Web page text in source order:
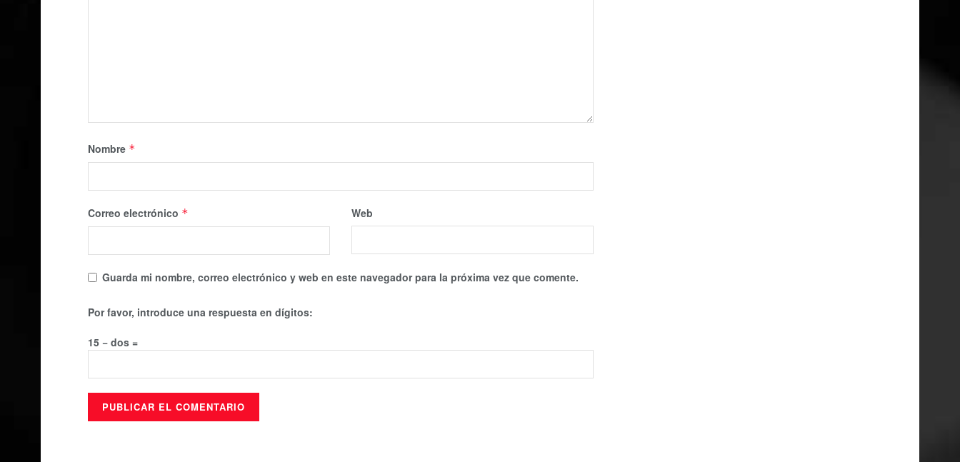
Nombre *
Correo electrónico * Web
Guarda mi nombre, correo electrónico y web en este navegador para la próxima vez que comente.
Por favor, introduce una respuesta en dígitos:
15 − dos =